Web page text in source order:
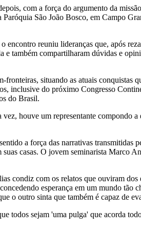
com a força do argumento da
São João Bosco, em Campo
reuniu lideranças que, após
também compartilharam dúvidas e
situando as atuais conquistas
inclusive do próximo Congresso
do Brasil.
houve um representante compondo
a força das narrativas transmitidas
casas. O jovem seminarista Marco
condiz com os relatos que ouviram
esperança em um mundo tão
o outro sinta que também é capaz de
todos sejam 'uma pulga' que acorda